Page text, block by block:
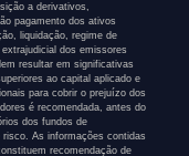
a derivativos,
pagamento dos ativos
liquidação, regime de
dos emissores
resultar em significativas
ao capital aplicado e
para cobrir o prejuízo dos
é recomendada, antes do
dos fundos de
As informações contidas
recomendação de